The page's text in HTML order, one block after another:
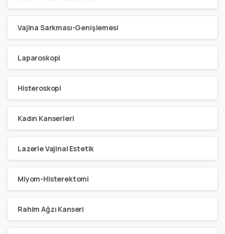
Vajina Sarkması-Genişlemesi
Laparoskopi
Histeroskopi
Kadın Kanserleri
Lazerle Vajinal Estetik
Miyom-Histerektomi
Rahim Ağzı Kanseri